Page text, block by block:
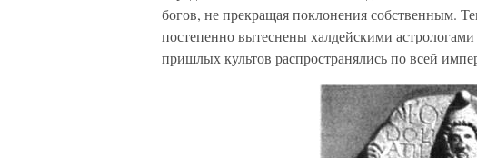
богов, не прекращая поклонения собственным.
постепенно вытеснены халдейскими
пришлых культов распространялись по всей